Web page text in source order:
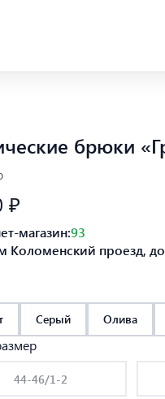
брюки
₽
магазин:93
Коломенский проезд,
Серый Олива
44-46/1-2